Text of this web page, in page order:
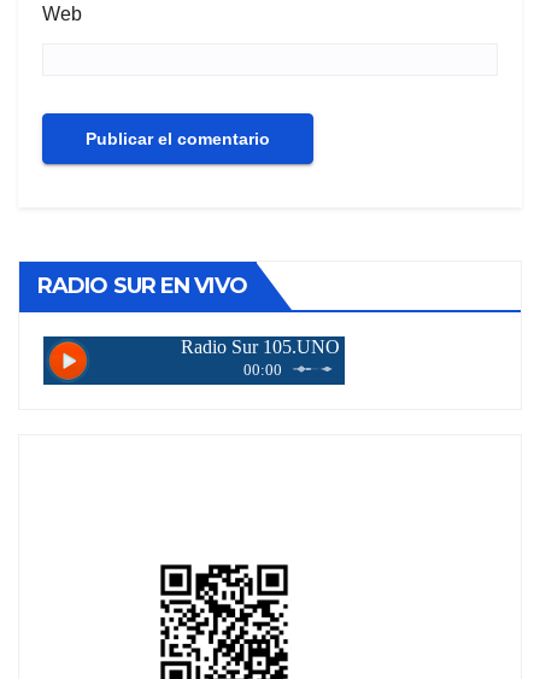
Web
RADIO SUR EN VIVO